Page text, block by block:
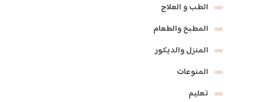
الطب و العلاج
المطبخ والطعام
المنزل والديكور
المنوعات
تعليم